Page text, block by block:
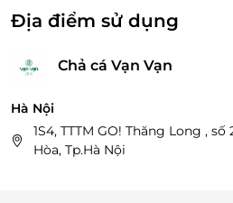
Địa điểm sử dụng
Chả cá Vạn Vạn
Hà Nội
1S4, TTTM GO! Thăng Long ,
Hòa, Tp.Hà Nội